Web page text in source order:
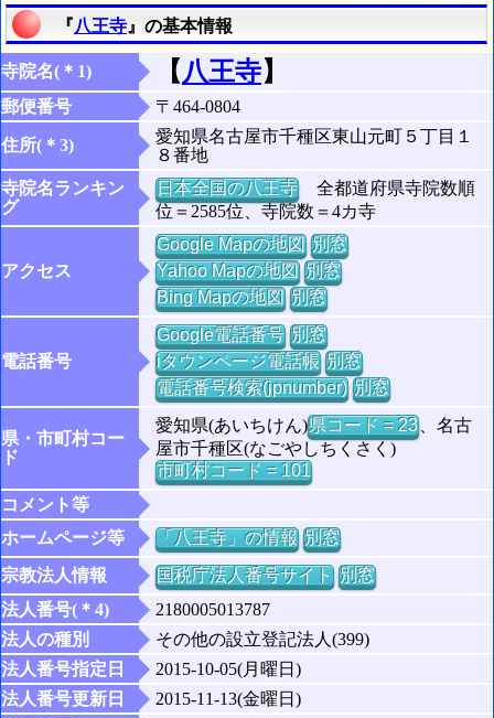
『八王寺 』の基本情報
寺院名(＊1) 【八王寺】
郵便番号 〒464-0804
住所(＊3)
愛知県名古屋市千種区東山元町５丁目１
８番地
寺院名ランキン
グ
日本全国の八王寺全都道府県寺院数順
位＝2585位、寺院数＝4カ寺
アクセス
Google Mapの地図 別窓
Yahoo Mapの地図 別窓
Bing Mapの地図 別窓
電話番号
Google電話番号 別窓
iタウンページ電話帳 別窓
電話番号検索(jpnumber) 別窓
県・市町村コー
ド
愛知県(あいちけん)県コード = 23、名古
屋市千種区(なごやしちくさく)
市町村コード = 101
コメント等
ホームページ等
「八王寺」の情報 別窓
宗教法人情報
国税庁法人番号サイト 別窓
法人番号(＊4)
2180005013787
法人の種別
その他の設立登記法人(399)
法人番号指定日
2015-10-05(月曜日)
法人番号更新日
2015-11-13(金曜日)